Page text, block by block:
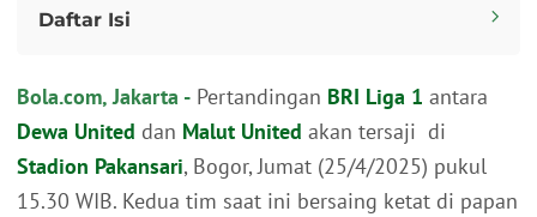
Daftar Isi
Performa Kedua Tim Jelang Laga Krusial
Cara Menonton Siaran Langsung
Persaingan di BRI Liga 1
Bola.com, Jakarta - Pertandingan BRI Liga 1 antara
Dewa United dan Malut United akan tersaji di
Stadion Pakansari, Bogor, Jumat (25/4/2025) pukul
15.30 WIB. Kedua tim saat ini bersaing ketat di papan